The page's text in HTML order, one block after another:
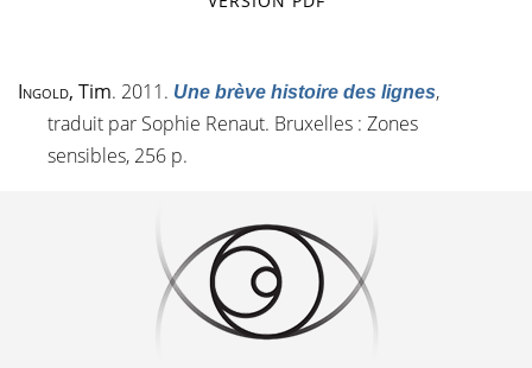
Ingold, Tim. 2011. Une brève histoire des lignes,
traduit par Sophie Renaut. Bruxelles : Zones
sensibles, 256 p.